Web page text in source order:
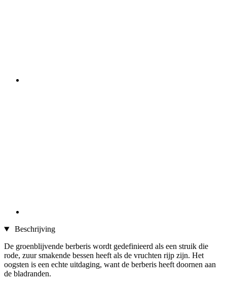
Beschrijving
De groenblijvende berberis wordt gedefinieerd als een struik die
rode, zuur smakende bessen heeft als de vruchten rijp zijn. Het
oogsten is een echte uitdaging, want de berberis heeft doornen aan
de bladranden.